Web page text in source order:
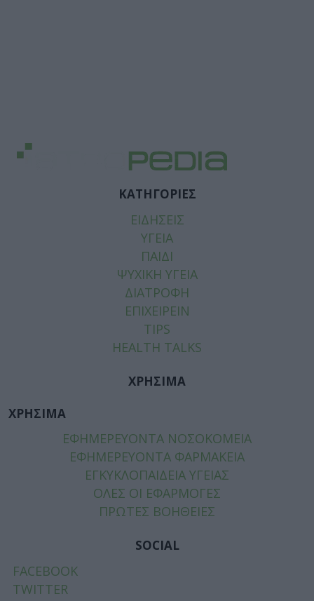
ΚΑΤΗΓΟΡΙΕΣ
ΕΙΔΗΣΕΙΣ
ΥΓΕΙΑ
ΠΑΙΔΙ
ΨΥΧΙΚΗ ΥΓΕΙΑ
ΔΙΑΤΡΟΦΗ
ΕΠΙΧΕΙΡΕΙΝ
TIPS
HEALTH TALKS
ΧΡΗΣΙΜΑ
ΧΡΗΣΙΜΑ
ΕΦΗΜΕΡΕΥΟΝΤΑ ΝΟΣΟΚΟΜΕΙΑ
ΕΦΗΜΕΡΕΥΟΝΤΑ ΦΑΡΜΑΚΕΙΑ
ΕΓΚΥΚΛΟΠΑΙΔΕΙΑ ΥΓΕΙΑΣ
ΟΛΕΣ ΟΙ ΕΦΑΡΜΟΓΕΣ
ΠΡΩΤΕΣ ΒΟΗΘΕΙΕΣ
SOCIAL
FACEBOOK
TWITTER